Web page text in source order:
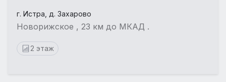
г. Истра, д. Захарово
Новорижское , 23 км до МКАД .
2 этаж